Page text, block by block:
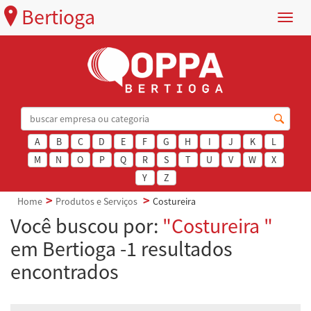
Menu
Bertioga
A B C D E F G H I J K
L
M
N O P Q R S T U V W
X
Y
Z
Home
Produtos e Serviços Costureira
Você buscou por: "Costureira "
em Bertioga -1 resultados
encontrados